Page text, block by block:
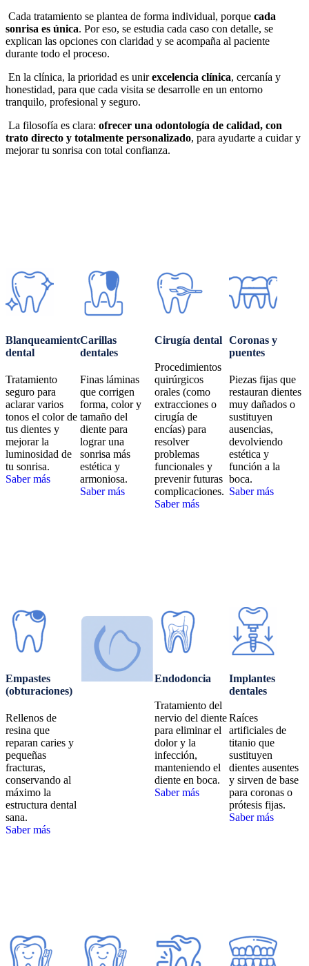
Cada tratamiento se plantea de forma individual, porque cada
sonrisa es única. Por eso, se estudia cada caso con detalle, se
explican las opciones con claridad y se acompaña al paciente
durante todo el proceso.
En la clínica, la prioridad es unirexcelencia clínica, cercanía y
honestidad, para que cada visita se desarrolle en un entorno
tranquilo, profesional y seguro.
La filosofía es clara: ofrecer una odontología de calidad, con
trato directo y totalmente personalizado, para ayudarte a cuidar y
mejorar tu sonrisa con total confianza.
Blanqueamiento
dental
Tratamiento
seguro para
aclarar varios
tonos el color de
tus dientes y
mejorar la
luminosidad de
tu sonrisa.
Saber más
Carillas
dentales
Finas láminas
que corrigen
forma, color y
tamaño del
diente para
lograr una
sonrisa más
estética y
armoniosa.
Saber más
Cirugía dental
Procedimientos
quirúrgicos
orales (como
extracciones o
cirugía de
encías) para
resolver
problemas
funcionales y
prevenir futuras
complicaciones.
Saber más
Coronas y
puentes
Piezas fijas que
restauran dientes
muy dañados o
sustituyen
ausencias,
devolviendo
estética y
función a la
boca.
Saber más
Empastes
(obturaciones)
Rellenos de
resina que
reparan caries y
pequeñas
fracturas,
conservando al
máximo la
estructura dental
sana.
Saber más
Endodoncia
Tratamiento del
nervio del diente
para eliminar el
dolor y la
infección,
manteniendo el
diente en boca.
Saber más
Implantes
dentales
Raíces
artificiales de
titanio que
sustituyen
dientes ausentes
y sirven de base
para coronas o
prótesis fijas.
Saber más